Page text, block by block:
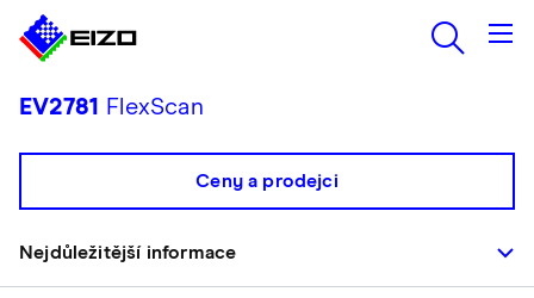
EV2781 FlexScan
Nejdůležitější informace
Ceny a prodejci